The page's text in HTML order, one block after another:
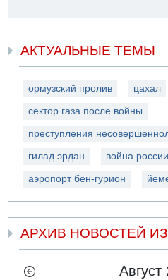
АКТУАЛЬНЫЕ ТЕМЫ
ормузский пролив цахал
сектор газа после войны
преступления
гилад эрдан война
аэропорт бен-гурион
АРХИВ НОВОСТЕЙ
Август